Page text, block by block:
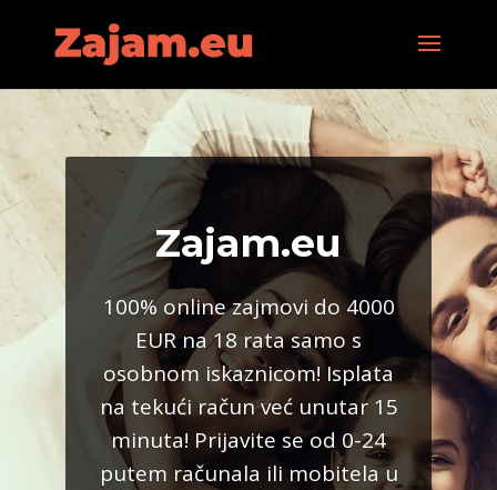
Zajam.eu
100% online zajmovi do 4000
EUR na 18 rata samo s
osobnom iskaznicom! Isplata
na tekući račun već unutar 15
minuta! Prijavite se od 0-24
putem računala ili mobitela u